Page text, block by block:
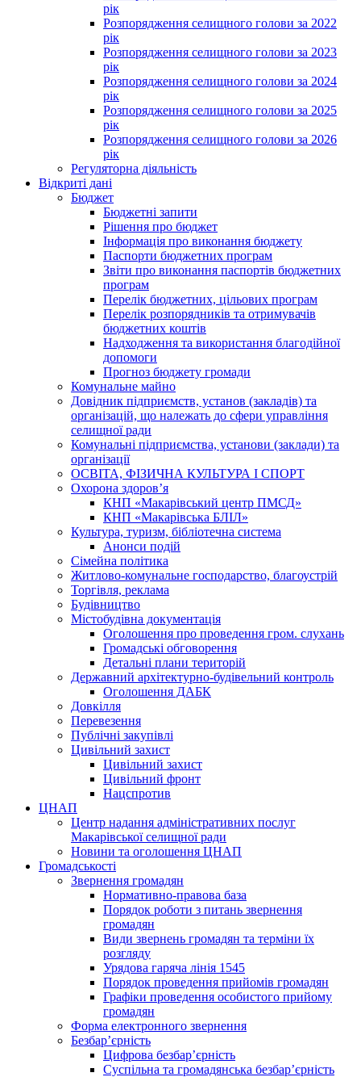
рік
Розпорядження селищного голови за 2022
рік
Розпорядження селищного голови за 2023
рік
Розпорядження селищного голови за 2024
рік
Розпорядження селищного голови за 2025
рік
Розпорядження селищного голови за 2026
рік
Регуляторна діяльність
Відкриті дані
Бюджет
Бюджетні запити
Рішення про бюджет
Інформація про виконання бюджету
Паспорти бюджетних програм
Звіти про виконання паспортів бюджетних
програм
Перелік бюджетних, цільових програм
Перелік розпорядників та отримувачів
бюджетних коштів
Надходження та використання благодійної
допомоги
Прогноз бюджету громади
Комунальне майно
Довідник підприємств, установ (закладів) та
організацій, що належать до сфери управління
селищної ради
Комунальні підприємства, установи (заклади) та
організації
ОСВІТА, ФІЗИЧНА КУЛЬТУРА І СПОРТ
Охорона здоров’я
КНП «Макарівський центр ПМСД»
КНП «Макарівська БЛІЛ»
Культура, туризм, бібліотечна система
Анонси подій
Сімейна політика
Житлово-комунальне господарство, благоустрій
Торгівля, реклама
Будівництво
Містобудівна документація
Оголошення про проведення гром. слухань
Громадські обговорення
Детальні плани територій
Державний архітектурно-будівельний контроль
Оголошення ДАБК
Довкілля
Перевезення
Публічні закупівлі
Цивільний захист
Цивільний захист
Цивільний фронт
Нацспротив
ЦНАП
Центр надання адміністративних послуг
Макарівської селищної ради
Новини та оголошення ЦНАП
Громадськості
Звернення громадян
Нормативно-правова база
Порядок роботи з питань звернення
громадян
Види звернень громадян та терміни їх
розгляду
Урядова гаряча лінія 1545
Порядок проведення прийомів громадян
Графіки проведення особистого прийому
громадян
Форма електронного звернення
Безбар’єрність
Цифрова безбар’єрність
Суспільна та громадянська безбар’єрність